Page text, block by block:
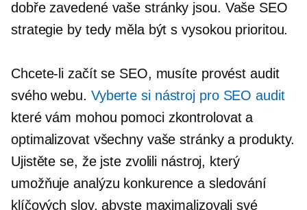
dobře zavedenévaše stránky jsou. Vaše SEO
strategie by tedy měla býts vysokou prioritou.
Chcete-li začít se SEO, musíte provést audit
svého webu. Vyberte si nástroj pro SEO audit
které vám mohou pomoci zkontrolovat a
optimalizovat všechny vaše stránky a produkty.
Ujistěte se, že jste zvolili nástroj, který
umožňuje analýzu konkurence a sledování
klíčových slov, abyste maximalizovali své